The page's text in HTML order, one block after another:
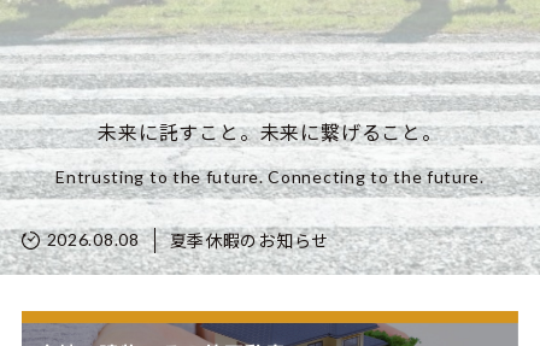
未来に託すこと。未来に繋げること。
Entrusting to the future. Connecting to the future.
2026.08.08 夏季休暇のお知らせ